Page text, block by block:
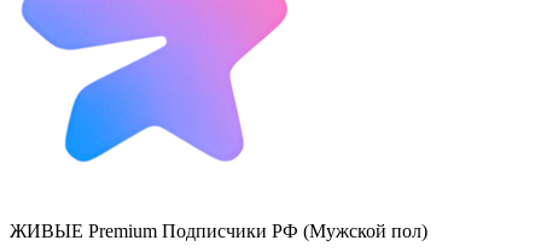
ЖИВЫЕ Premium Подписчики РФ (Мужской пол)